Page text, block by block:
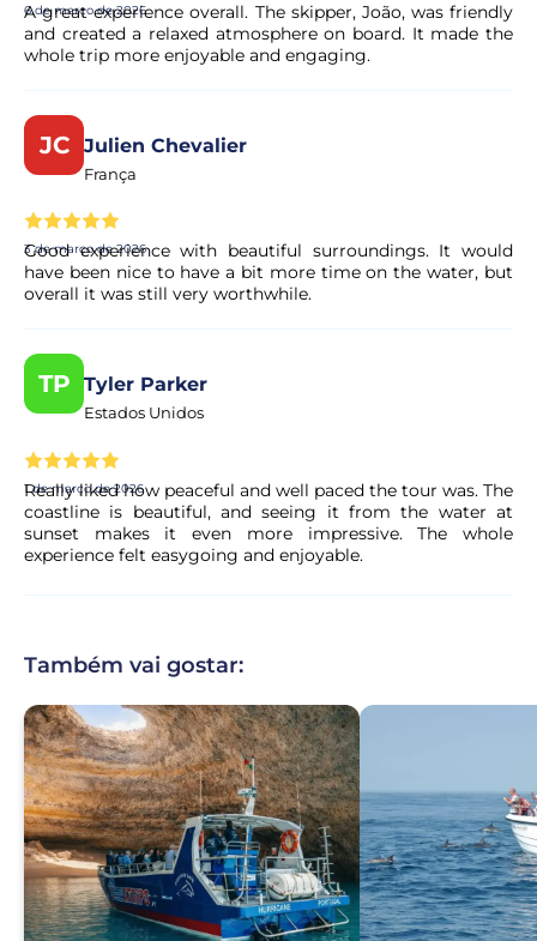
6 de março de 2026
A great experience overall. The skipper, João, was friendly
and created a relaxed atmosphere on board. It made the
whole trip more enjoyable and engaging.
JC Julien Chevalier
França
3 de março de 2026
Good experience with beautiful surroundings. It would
have been nice to have a bit more time on the water, but
overall it was still very worthwhile.
TP Tyler Parker
Estados Unidos
1 de março de 2026
Really liked how peaceful and well paced the tour was. The
coastline is beautiful, and seeing it from the water at
sunset makes it even more impressive. The whole
experience felt easygoing and enjoyable.
Também vai gostar: